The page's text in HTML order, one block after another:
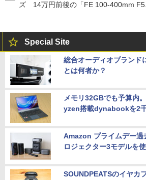
ズ 14万円前後の「FE 100-400mm
Special Site
総合オーディオブランド
とは何者か？
メモリ32GBでも予算内
yzen搭載dynabookを2
Amazon プライムデー
ロジェクター3モデルを
SOUNDPEATSのイヤカ